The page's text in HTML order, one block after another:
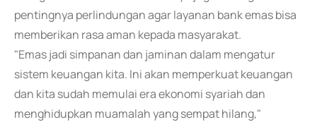
pentingnya perlindungan agar layanan bank emas bisa
memberikan rasa aman kepada masyarakat.
"Emas jadi simpanan dan jaminan dalam mengatur
sistem keuangan kita. Ini akan memperkuat keuangan
dan kita sudah memulai era ekonomi syariah dan
menghidupkan muamalah yang sempat hilang,"